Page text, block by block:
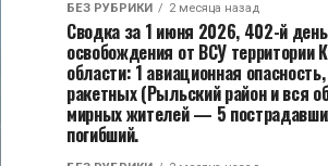
БЕЗ РУБРИКИ 2 месяца назад
Сводка за 1 июня 2026, 402-й день
освобождения от ВСУ территории
области: 1 авиационная
ракетных (Рыльский район и вся
мирных жителей — 5
погибший.